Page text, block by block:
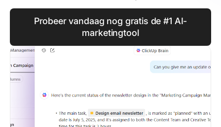
Probeer vandaag nog gratis de #1 AI-
marketingtool